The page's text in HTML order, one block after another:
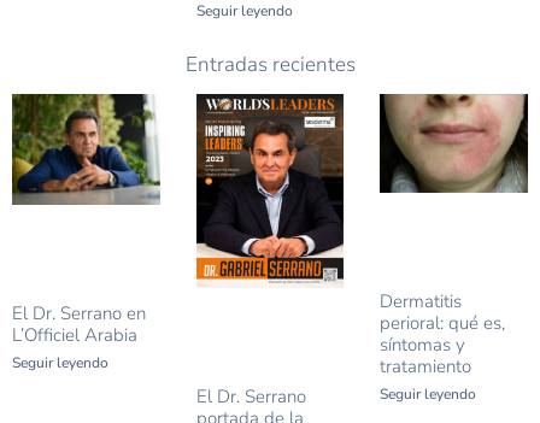
Seguir leyendo
Entradas recientes
El Dr. Serrano en
L’Officiel Arabia
Seguir leyendo
El Dr. Serrano
Dermatitis
perioral: qué es,
síntomas y
tratamiento
Seguir leyendo